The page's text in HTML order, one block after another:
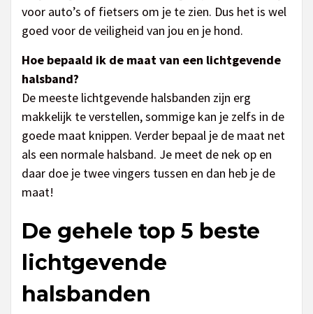
voor auto’s of fietsers om je te zien. Dus het is wel
goed voor de veiligheid van jou en je hond.
Hoe bepaald ik de maat van een lichtgevende
halsband?
De meeste lichtgevende halsbanden zijn erg
makkelijk te verstellen, sommige kan je zelfs in de
goede maat knippen. Verder bepaal je de maat net
als een normale halsband. Je meet de nek op en
daar doe je twee vingers tussen en dan heb je de
maat!
De gehele top 5 beste
lichtgevende
halsbanden